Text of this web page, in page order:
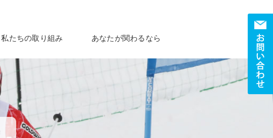
私たちの取り組み あなたが関わるなら